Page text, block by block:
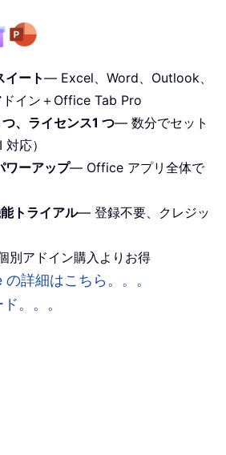
イート— Excel、Word、Outlook、
イン＋Office Tab Pro
、ライセンス1 つ— 数分でセット
応）
ワーアップ— Office アプリ全体で
トライアル— 登録不要、クレジッ
別アドイン購入よりお得
詳細はこちら。。。
。。。